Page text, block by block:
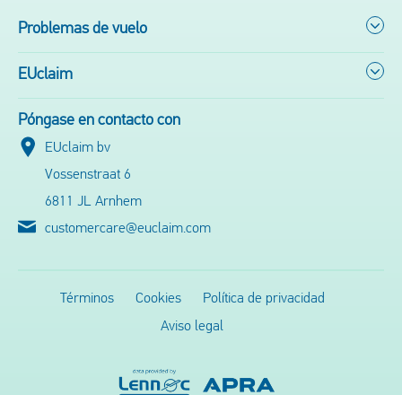
Problemas de vuelo
EUclaim
Póngase en contacto con
EUclaim bv
Vossenstraat 6
6811 JL Arnhem
customercare@euclaim.com
Términos Cookies
Política de privacidad
Aviso legal